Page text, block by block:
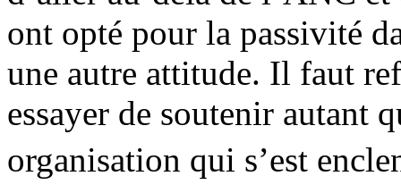
ont opté pour la passivité
une autre attitude. Il faut
essayer de soutenir autant
organisation qui s’est